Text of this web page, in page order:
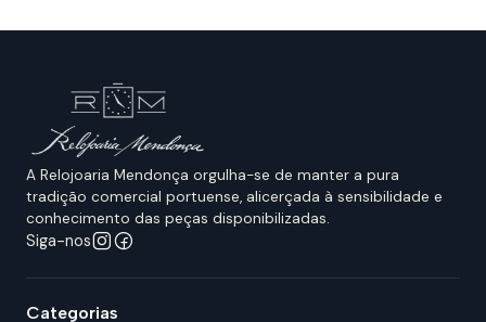
A Relojoaria Mendonça orgulha-se de manter a pura
tradição comercial portuense, alicerçada à sensibilidade e
conhecimento das peças disponibilizadas.
Siga-nos
Categorias